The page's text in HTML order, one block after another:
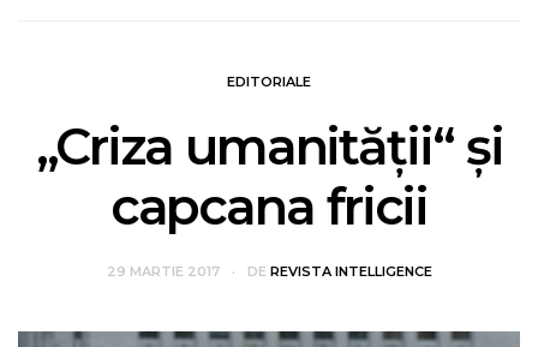
EDITORIALE
„Criza umanităţii“ şi
capcana fricii
29 MARTIE 2017 DE REVISTA INTELLIGENCE